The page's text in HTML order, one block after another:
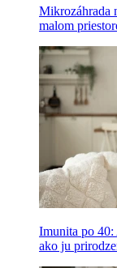
Mikrozáhrada
malom
Imunita po 40:
ako ju